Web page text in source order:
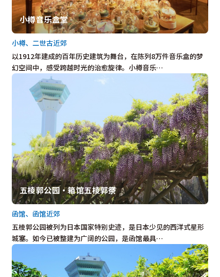
小樽音乐盒堂
以1912年建成的百年历史建筑为舞台，在陈列8万件音乐盒的梦
幻空间中，感受跨越时光的治愈旋律。小樽音乐…
小樽、二世古近郊
五棱郭公园・箱馆五棱郭祭
五棱郭公园被列为日本国家特别史迹，是日本少见的西洋式星形
城塞。如今已被整建为广阔的公园，是函馆最具…
函馆、函馆近郊